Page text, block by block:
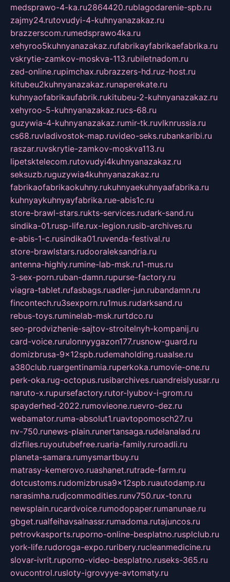
medsprawo-4-ka.ru2864420.rublagodarenie-spb.ru
zajmy24.rutovudyi-4-kuhnyanazakaz.ru
brazzerscom.rumedsprawo4ka.ru
xehyroo5kuhnyanazakaz.rufabrikayfabrikaefabrika.ru
vskrytie-zamkov-moskva-113.rubiletnadom.ru
zed-online.rupimchax.rubrazzers-hd.ruz-host.ru
kitubeu2kuhnyanazakaz.runaperekate.ru
kuhnyaofabrikaufabrik.rukitubeu-2-kuhnyanazakaz.ru
xehyroo-5-kuhnyanazakaz.rucs-68.ru
guzywia-4-kuhnyanazakaz.rumir-tk.ruvlknrussia.ru
cs68.ruvladivostok-map.ruvideo-seks.rubankaribi.ru
raszar.ruvskrytie-zamkov-moskva113.ru
lipetsktelecom.rutovudyi4kuhnyanazakaz.ru
seksuzb.ruguzywia4kuhnyanazakaz.ru
fabrikaofabrikaokuhny.rukuhnyaekuhnyaafabrika.ru
kuhnyaykuhnyayfabrika.rue-abis1c.ru
store-brawl-stars.rukts-services.rudark-sand.ru
sindika-01.rusp-life.rux-legion.rusib-archives.ru
e-abis-1-c.rusindika01.ruvenda-festival.ru
store-brawlstars.rudooraleksandria.ru
antenna-highly.rumine-lab-msk.ru1-mus.ru
3-sex-porn.ruban-damn.rupurse-factory.ru
viagra-tablet.rufasbags.ruadler-jun.rubandamn.ru
fincontech.ru3sexporn.ru1mus.rudarksand.ru
rebus-toys.ruminelab-msk.rurtdco.ru
seo-prodvizhenie-sajtov-stroitelnyh-kompanij.ru
card-voice.rurulonnyygazon177.rusnow-guard.ru
domizbrusa-9x12spb.rudemaholding.ruaalse.ru
a380club.ruargentinamia.ruperkoka.rumovie-one.ru
perk-oka.rug-octopus.rusibarchives.ruandreislyusar.ru
naruto-x.rupursefactory.rutor-lyubov-i-grom.ru
spayderhed-2022.rumovieone.ruevro-dez.ru
webamator.ruma-absolut1.ruavtopomosch27.ru
nv-750.runews-plain.runertansaga.rudelanalad.ru
dizfiles.ruyoutubefree.ruaria-family.ruroadli.ru
planeta-samara.rumysmartbuy.ru
matrasy-kemerovo.ruashanet.rutrade-farm.ru
dotcustoms.rudomizbrusa9x12spb.ruautodamp.ru
narasimha.rudjcommodities.runv750.rux-ton.ru
newsplain.rucardvoice.rumodopaper.rumanunae.ru
gbget.rualfeihavsalnassr.rumadoma.rutajuncos.ru
petrovkasports.ruporno-online-besplatno.rusplclub.ru
york-life.rudoroga-expo.ruribery.rucleanmedicine.ru
slovar-ivrit.ruporno-video-besplatno.ruseks-365.ru
ovucontrol.rusloty-igrovyye-avtomaty.ru